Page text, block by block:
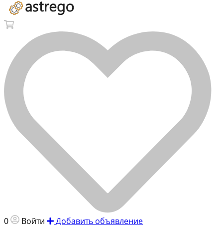
0 Войти
Добавить объявление